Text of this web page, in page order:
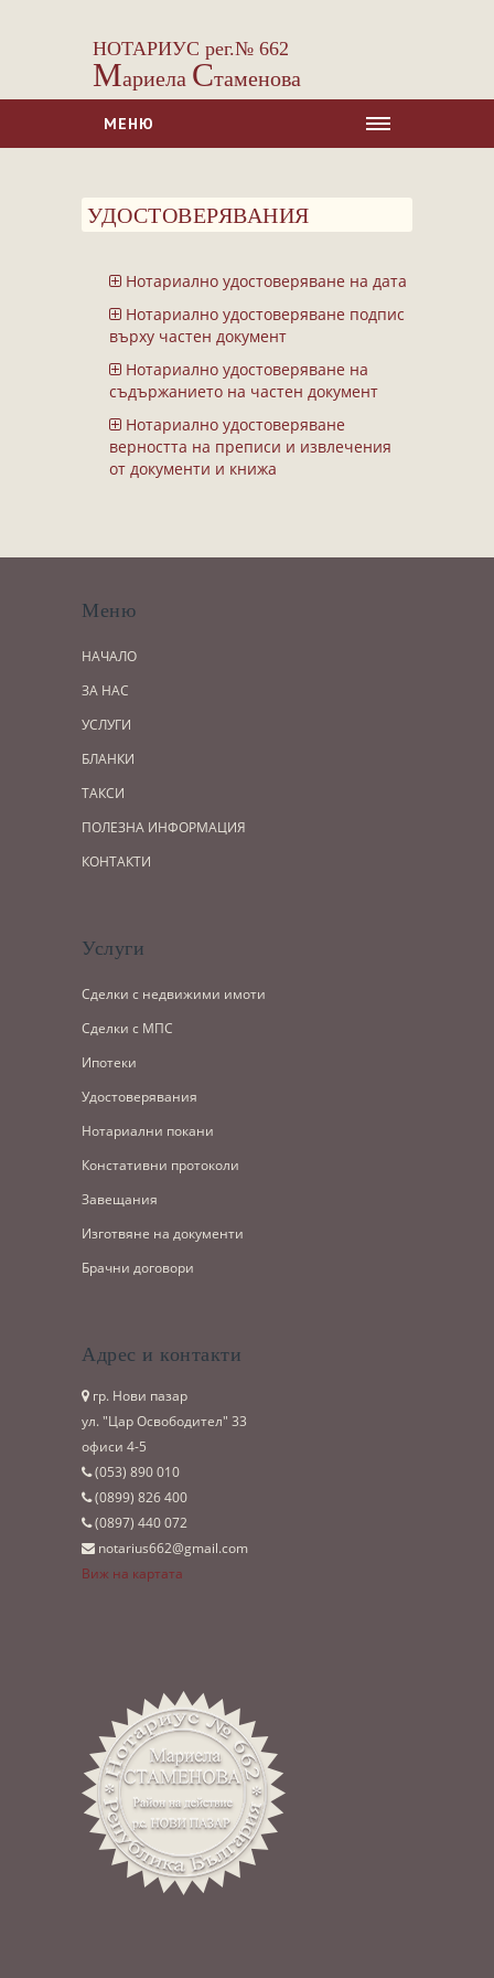
НОТАРИУС рег.№ 662
Мариела Стаменова
МЕНЮ
ЗА НАС
Сделки с недвижими имоти
Сделки с МПС
Ипотеки
Удостоверявания
Нотариални покани
Констативни протоколи
Брачни договори
ПОЛЕЗНА ИНФОРМАЦИЯ
КОНТАКТИ
УДОСТОВЕРЯВАНИЯ
Нотариално удостоверяване на дата
Нотариално удостоверяване подпис
върху частен документ
Нотариално удостоверяване на
съдържанието на частен документ
Нотариално удостоверяване
верността на преписи и извлечения
от документи и книжа
Меню
НАЧАЛО
ЗА НАС
УСЛУГИ
БЛАНКИ
ТАКСИ
ПОЛЕЗНА ИНФОРМАЦИЯ
КОНТАКТИ
Услуги
Сделки с недвижими имоти
Сделки с МПС
Ипотеки
Удостоверявания
Нотариални покани
Констативни протоколи
Завещания
Изготвяне на документи
Брачни договори
Адрес и контакти
гр. Нови пазар
ул. "Цар Освободител" 33
офиси 4-5
(053)­ 890 010
(0899)­ 826 400
(0897)­ 440 072
notarius662@gmail.com
Виж на картата